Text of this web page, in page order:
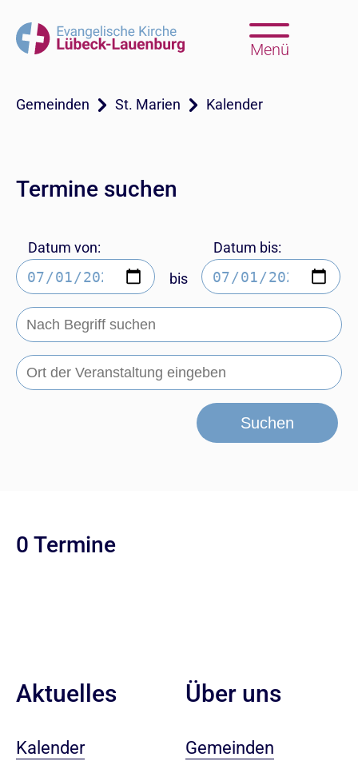
Menü
Gemeinden St. Marien Kalender
Termine suchen
Datum von:
bis
Datum bis:
Suchen
0 Termine
Aktuelles
Kalender
Über uns
Gemeinden